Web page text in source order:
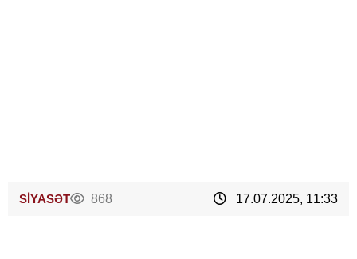
SİYASƏT 868 17.07.2025, 11:33